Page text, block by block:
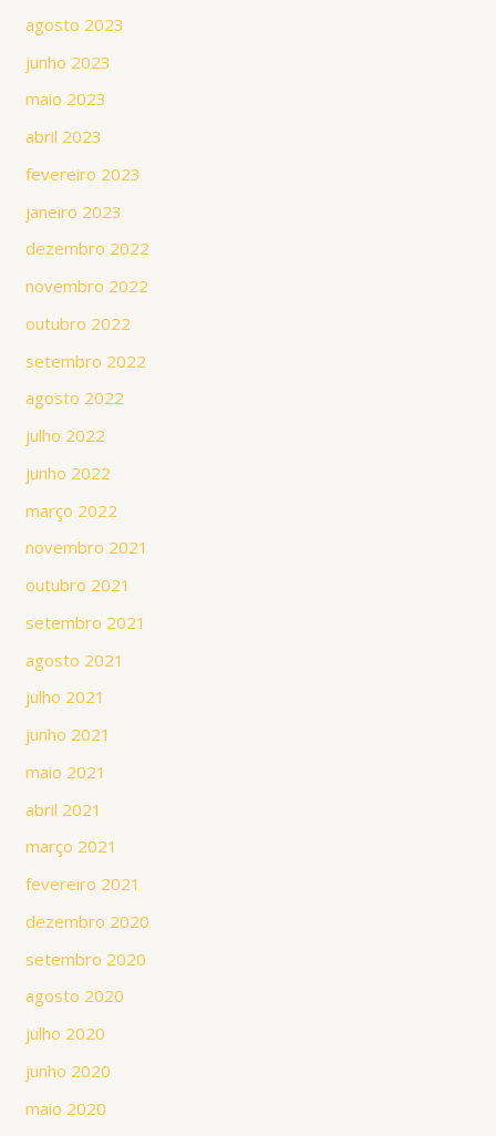
agosto 2023
junho 2023
maio 2023
abril 2023
fevereiro 2023
janeiro 2023
dezembro 2022
novembro 2022
outubro 2022
setembro 2022
agosto 2022
julho 2022
junho 2022
março 2022
novembro 2021
outubro 2021
setembro 2021
agosto 2021
julho 2021
junho 2021
maio 2021
abril 2021
março 2021
fevereiro 2021
dezembro 2020
setembro 2020
agosto 2020
julho 2020
junho 2020
maio 2020